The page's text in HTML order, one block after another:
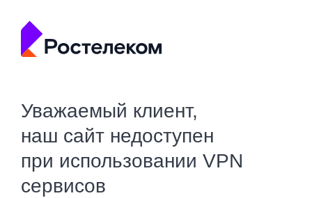
Уважаемый клиент,
наш сайт недоступен
при использовании VPN
сервисов